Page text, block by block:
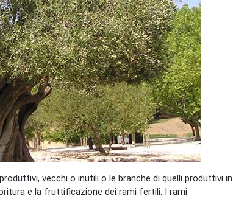
vecchi o inutili o le branche di quelli produttivi in
e la fruttificazione dei rami fertili. I rami